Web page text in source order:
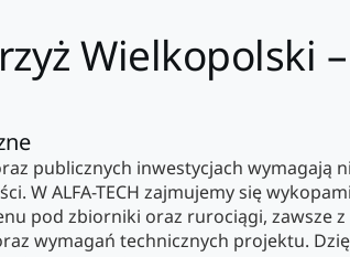
Wielkopolski
publicznych inwestycjach wymagają
W ALFA-TECH zajmujemy się
pod zbiorniki oraz rurociągi, zawsze z
wymagań technicznych projektu.